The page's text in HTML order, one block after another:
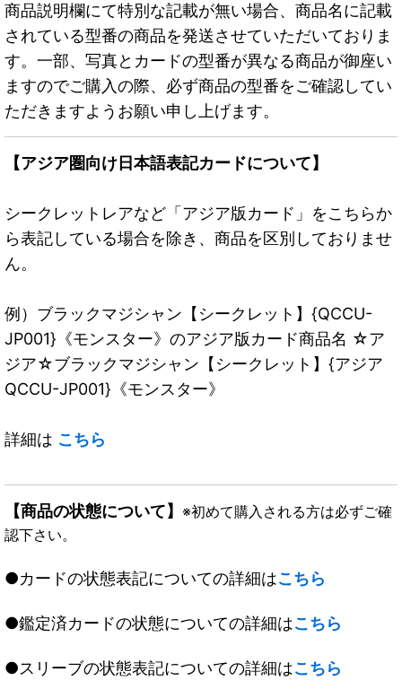
商品説明欄にて特別な記載が無い場合、商品名に記載
されている型番の商品を発送させていただいておりま
す。一部、写真とカードの型番が異なる商品が御座い
ますのでご購入の際、必ず商品の型番をご確認してい
ただきますようお願い申し上げます。
【アジア圏向け日本語表記カードについて】
シークレットレアなど「アジア版カード」をこちらか
ら表記している場合を除き、商品を区別しておりませ
ん。
例）ブラックマジシャン【シークレット】{QCCU-
JP001}《モンスター》のアジア版カード商品名 ☆ア
ジア☆ブラックマジシャン【シークレット】{アジア
QCCU-JP001}《モンスター》
詳細は こちら
【商品の状態について】 ※初めて購入される方は必ずご確
認下さい。
●カードの状態表記についての詳細はこちら
●鑑定済カードの状態についての詳細はこちら
●スリーブの状態表記についての詳細はこちら